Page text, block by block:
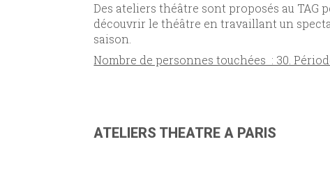
Des ateliers théâtre sont proposés au
découvrir le théâtre en travaillant un
saison.
Nombre de personnes touchées : 30.
ATELIERS THEATRE A PARIS